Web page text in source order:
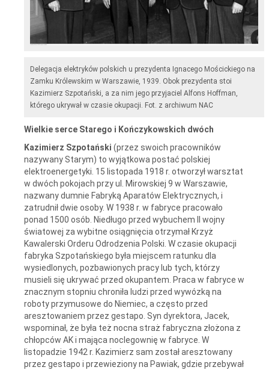
Delegacja elektryków polskich u prezydenta Ignacego Mościckiego na
Zamku Królewskim w Warszawie, 1939. Obok prezydenta stoi
Kazimierz Szpotański, a za nim jego przyjaciel Alfons Hoffman,
którego ukrywał w czasie okupacji. Fot. z archiwum NAC
Wielkie serce Starego i Kończykowskich dwóch
Kazimierz Szpotański (przez swoich pracowników
nazywany Starym) to wyjątkowa postać polskiej
elektroenergetyki. 15 listopada 1918 r. otworzył warsztat
w dwóch pokojach przy ul. Mirowskiej 9 w Warszawie,
nazwany dumnie Fabryką Aparatów Elektrycznych, i
zatrudnił dwie osoby. W 1938 r. w fabryce pracowało
ponad 1500 osób. Niedługo przed wybuchem II wojny
światowej za wybitne osiągnięcia otrzymał Krzyż
Kawalerski Orderu Odrodzenia Polski. W czasie okupacji
fabryka Szpotańskiego była miejscem ratunku dla
wysiedlonych, pozbawionych pracy lub tych, którzy
musieli się ukrywać przed okupantem. Praca w fabryce w
znacznym stopniu chroniła ludzi przed wywózką na
roboty przymusowe do Niemiec, a często przed
aresztowaniem przez gestapo. Syn dyrektora, Jacek,
wspominał, że była też nocna straż fabryczna złożona z
chłopców AK i mająca noclegownię w fabryce. W
listopadzie 1942 r. Kazimierz sam został aresztowany
przez gestapo i przewieziony na Pawiak, gdzie przebywał